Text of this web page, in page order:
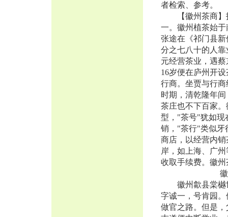
者检索、参考。
【徽州茶商】指
一。徽州植茶始
张途在《祁门县
分之七八十的人
元经营茶业，遇
16岁便在庐州开
行商。坐贾与行
时期，清乾隆年
茶庄也不下百家
型，"茶号"犹如现
销，"茶行"类似牙
商店，以经营内
岸，如上海、广
收取手续费。徽
徽商的
徽州歙县棠樾世
字诚一，号肯园
做官之路。但是